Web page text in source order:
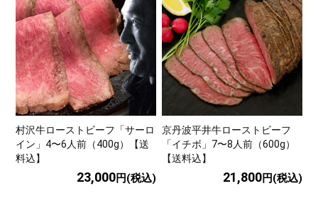
村沢牛ローストビーフ「サーロ
イン」4〜6人前（400g）【送
料込】
23,000円(税込)
京丹波平井牛ローストビーフ
「イチボ」7〜8人前（600g）
【送料込】
21,800円(税込)